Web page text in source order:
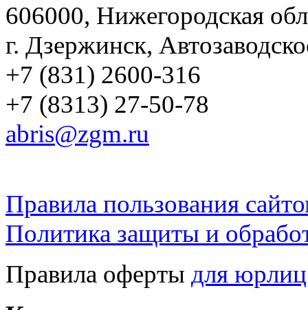
606000, Нижегородская
г. Дзержинск,
+7 (831) 2600-316
+7 (8313) 27-50-78
abris@zgm.ru
Правила пользования
Политика защиты и
Правила оферты для